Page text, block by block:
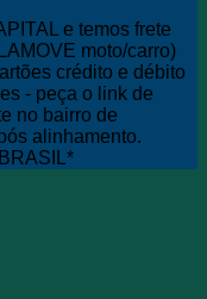
e temos frete
moto/carro)
crédito e débito
- peça o link de
no bairro de
alinhamento.